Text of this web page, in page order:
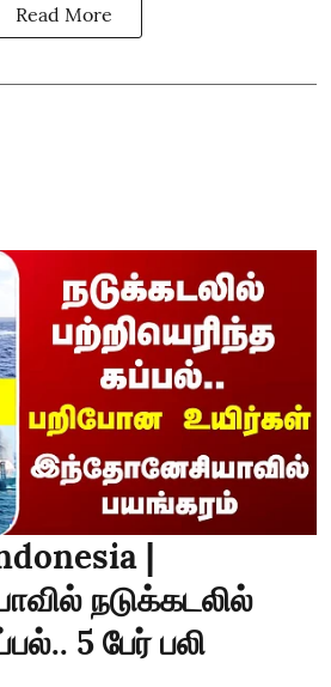
Read More
|
நடுக்கடலில்
5 பேர் பலி